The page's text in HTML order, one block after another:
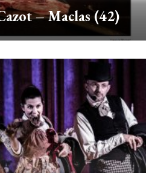
– Maclas (42)